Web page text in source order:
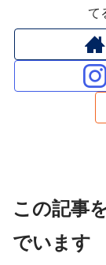
て
この記事
でいます